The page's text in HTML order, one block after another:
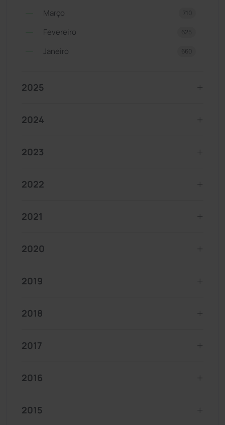
Março 710
Fevereiro 625
Janeiro 660
2025
2024
2023
2022
2021
2020
2019
2018
2017
2016
2015